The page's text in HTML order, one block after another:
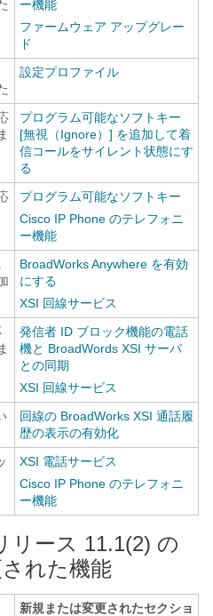
ー機能
ファームウェア アップグレー
ド
設定プロファイル
プログラム可能なソフトキー
[無視（Ignore）] を追加して着
信コールをサイレント状態にす
る
プログラム可能なソフトキー
Cisco IP Phone のテレフォニ
ー機能
BroadWorks Anywhere を有効
にする
XSI 回線サービス
発信者 ID ブロック機能の電話
機と BroadWords XSI サーバ
との同期
XSI 回線サービス
回線の BroadWorks XSI 通話履
歴の表示の有効化
XSI 電話サービス
Cisco IP Phone のテレフォニ
ー機能
リース 11.1(2) の
れた機能
新規または変更されたセクショ